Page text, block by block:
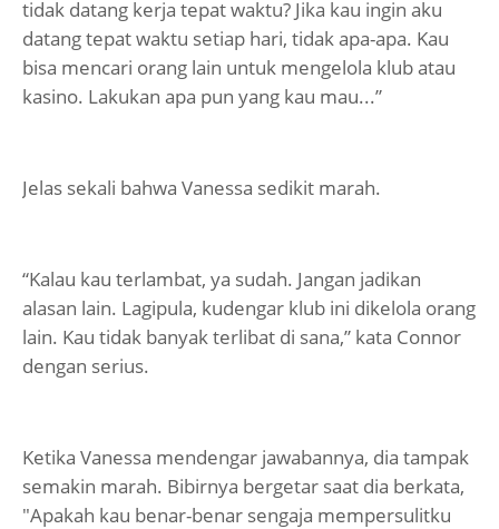
tidak datang kerja tepat waktu? Jika kau ingin aku
datang tepat waktu setiap hari, tidak apa-apa. Kau
bisa mencari orang lain untuk mengelola klub atau
kasino. Lakukan apa pun yang kau mau...”
Jelas sekali bahwa Vanessa sedikit marah.
“Kalau kau terlambat, ya sudah. Jangan jadikan
alasan lain. Lagipula, kudengar klub ini dikelola orang
lain. Kau tidak banyak terlibat di sana,” kata Connor
dengan serius.
Ketika Vanessa mendengar jawabannya, dia tampak
semakin marah. Bibirnya bergetar saat dia berkata,
"Apakah kau benar-benar sengaja mempersulitku